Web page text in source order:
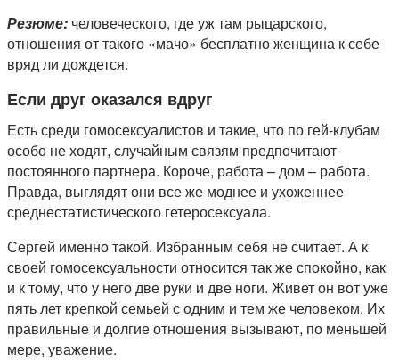
Резюме: человеческого, где уж там рыцарского,
отношения от такого «мачо» бесплатно женщина к себе
вряд ли дождется.
Если друг оказался вдруг
Есть среди гомосексуалистов и такие, что по гей-клубам
особо не ходят, случайным связям предпочитают
постоянного партнера. Короче, работа – дом – работа.
Правда, выглядят они все же моднее и ухоженнее
среднестатистического гетеросексуала.
Сергей именно такой. Избранным себя не считает. А к
своей гомосексуальности относится так же спокойно, как
и к тому, что у него две руки и две ноги. Живет он вот уже
пять лет крепкой семьей с одним и тем же человеком. Их
правильные и долгие отношения вызывают, по меньшей
мере, уважение.